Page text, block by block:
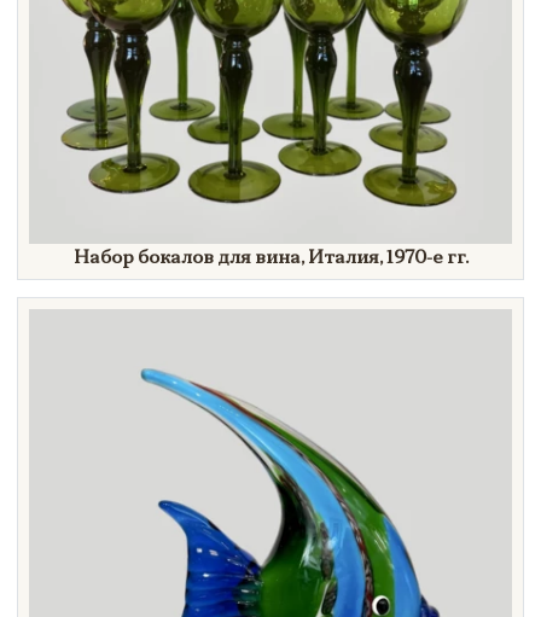
Набор бокалов для вина, Италия,1970-е гг.